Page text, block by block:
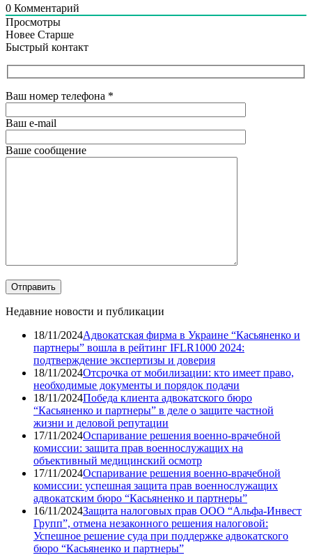
0 Комментарий
Просмотры
Новее Старше
Быстрый контакт
Ваш номер телефона *
Ваш e-mail
Ваше сообщение
Недавние новости и публикации
18/11/2024Адвокатская фирма в Украине “Касьяненко и
партнеры” вошла в рейтинг IFLR1000 2024:
подтверждение экспертизы и доверия
18/11/2024Отсрочка от мобилизации: кто имеет право,
необходимые документы и порядок подачи
18/11/2024Победа клиента адвокатского бюро
“Касьяненко и партнеры” в деле о защите частной
жизни и деловой репутации
17/11/2024Оспаривание решения военно-врачебной
комиссии: защита прав военнослужащих на
объективный медицинский осмотр
17/11/2024Оспаривание решения военно-врачебной
комиссии: успешная защита прав военнослужащих
адвокатским бюро “Касьяненко и партнеры”
16/11/2024Защита налоговых прав ООО “Альфа-Инвест
Групп”, отмена незаконного решения налоговой:
Успешное решение суда при поддержке адвокатского
бюро “Касьяненко и партнеры”